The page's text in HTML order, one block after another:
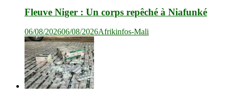
Fleuve Niger : Un corps repêché à Niafunké
06/08/202606/08/2026Afrikinfos-Mali